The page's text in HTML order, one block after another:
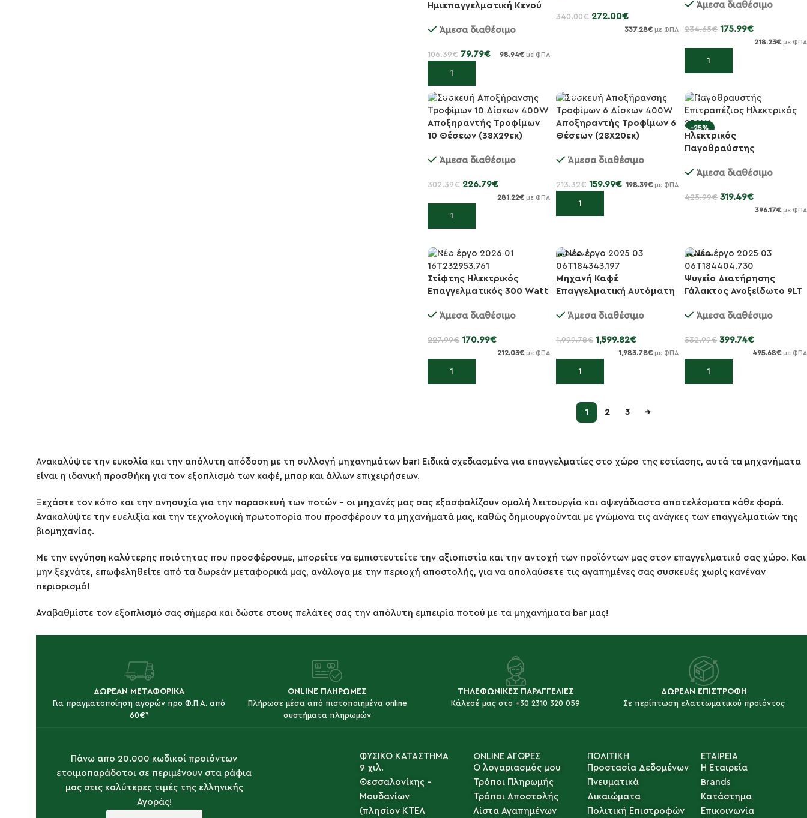
Ημιεπαγγελματική Κενού
Σφραγίσματος 3...
Άμεσα διαθέσιμο
106.39€ 79.79€ 98.94€ με ΦΠΑ
Προσθήκη στο καλάθι
340.00€ 272.00€
337.28€ με ΦΠΑ
Άμεσα διαθέσιμο
234.65€ 175.99€
218.23€ με ΦΠΑ
Προσθήκη στο καλάθι
-25%
Αποξηραντής Τροφίμων
10 Θέσεων (38X29εκ)
Άμεσα διαθέσιμο
302.39€ 226.79€
281.22€ με ΦΠΑ
Προσθήκη στο καλάθι
-25%
Αποξηραντής Τροφίμων 6
Θέσεων (28X20εκ)
Άμεσα διαθέσιμο
213.32€ 159.99€ 198.39€ με ΦΠΑ
Προσθήκη στο καλάθι
-25%
Ηλεκτρικός
Παγοθραύστης
250 Watt
Άμεσα διαθέσιμο
425.99€ 319.49€
396.17€ με ΦΠΑ
-25%
Στίφτης Ηλεκτρικός
Επαγγελματικός 300 Watt
Άμεσα διαθέσιμο
227.99€ 170.99€
212.03€ με ΦΠΑ
Προσθήκη στο καλάθι
-20%
Μηχανή Καφέ
Επαγγελματική Αυτόματη
Άμεσα διαθέσιμο
1,999.78€ 1,599.82€
1,983.78€ με ΦΠΑ
Προσθήκη στο καλάθι
-25%
Ψυγείο Διατήρησης
Γάλακτος Ανοξείδωτο 9LT
Άμεσα διαθέσιμο
532.99€ 399.74€
495.68€ με ΦΠΑ
Προσθήκη στο καλάθι
1 2 3 →
Ανακαλύψτε την ευκολία και την απόλυτη απόδοση με τη συλλογή μηχανημάτων bar! Ειδικά σχεδιασμένα για επαγγελματίες στο χώρο της εστίασης, αυτά τα μηχανήματα
είναι η ιδανική προσθήκη για τον εξοπλισμό των καφέ, μπαρ και άλλων επιχειρήσεων.
Ξεχάστε τον κόπο και την ανησυχία για την παρασκευή των ποτών – οι μηχανές μας σας εξασφαλίζουν ομαλή λειτουργία και αψεγάδιαστα αποτελέσματα κάθε φορά.
Ανακαλύψτε την ευελιξία και την τεχνολογική πρωτοπορία που προσφέρουν τα μηχανήματά μας, καθώς δημιουργούνται με γνώμονα τις ανάγκες των επαγγελματιών της
βιομηχανίας.
Με την εγγύηση καλύτερης ποιότητας που προσφέρουμε, μπορείτε να εμπιστευτείτε την αξιοπιστία και την αντοχή των προϊόντων μας στον επαγγελματικό σας χώρο. Και
μην ξεχνάτε, επωφεληθείτε από τα δωρεάν μεταφορικά μας, ανάλογα με την περιοχή αποστολής, για να απολαύσετε τις αγαπημένες σας συσκευές χωρίς κανέναν
περιορισμό!
Αναβαθμίστε τον εξοπλισμό σας σήμερα και δώστε στους πελάτες σας την απόλυτη εμπειρία ποτού με τα μηχανήματα bar μας!
ΔΩΡΕΑΝ ΜΕΤΑΦΟΡΙΚΑ
Για πραγματοποίηση αγορών προ Φ.Π.Α. από
60€*
ONLINE ΠΛΗΡΩΜΕΣ
Πλήρωσε μέσα από πιστοποιημένα online
συστήματα πληρωμών
ΤΗΛΕΦΩΝΙΚΕΣ ΠΑΡΑΓΓΕΛΙΕΣ
Κάλεσέ μας στο +30 2310 320 059
ΔΩΡΕΑΝ ΕΠΙΣΤΡΟΦΗ
Σε περίπτωση ελαττωματικού προϊόντος
Πάνω απο 20.000 κωδικοί προιόντων
ετοιμοπαράδοτοι σε περιμένουν στα ράφια
μας στις καλύτερες τιμές της ελληνικής
Αγοράς!
ΦΥΣΙΚΟ ΚΑΤΑΣΤΗΜΑ
9 χιλ.
Θεσσαλονίκης -
Μουδανίων
(πλησίον ΚΤΕΛ
ONLINE ΑΓΟΡΕΣ
Ο λογαριασμός μου
Τρόποι Πληρωμής
Τρόποι Αποστολής
Λίστα Αγαπημένων
ΠΟΛΙΤΙΚΗ
Προστασία Δεδομένων
Πνευματικά
Δικαιώματα
Πολιτική Επιστροφών
ΕΤΑΙΡΕΙΑ
Η Εταιρεία
Brands
Κατάστημα
Επικοινωνία